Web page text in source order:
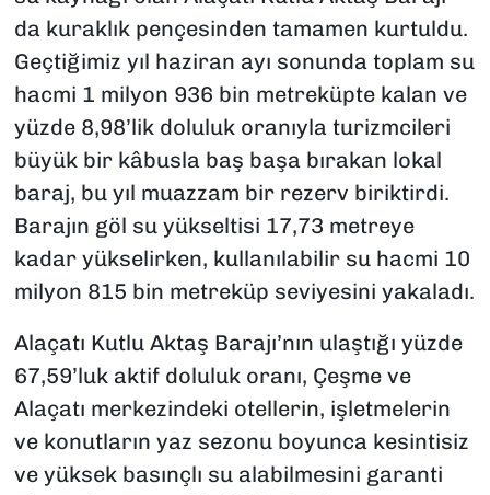
da kuraklık pençesinden tamamen kurtuldu.
Geçtiğimiz yıl haziran ayı sonunda toplam su
hacmi 1 milyon 936 bin metreküpte kalan ve
yüzde 8,98’lik doluluk oranıyla turizmcileri
büyük bir kâbusla baş başa bırakan lokal
baraj, bu yıl muazzam bir rezerv biriktirdi.
Barajın göl su yükseltisi 17,73 metreye
kadar yükselirken, kullanılabilir su hacmi 10
milyon 815 bin metreküp seviyesini yakaladı.
Alaçatı Kutlu Aktaş Barajı’nın ulaştığı yüzde
67,59’luk aktif doluluk oranı, Çeşme ve
Alaçatı merkezindeki otellerin, işletmelerin
ve konutların yaz sezonu boyunca kesintisiz
ve yüksek basınçlı su alabilmesini garanti